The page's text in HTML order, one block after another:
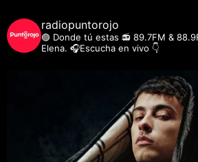
radiopuntorojo
🟣 Donde tú estas 📻 89.7FM &
Elena. 🎧Escucha en vivo 👇